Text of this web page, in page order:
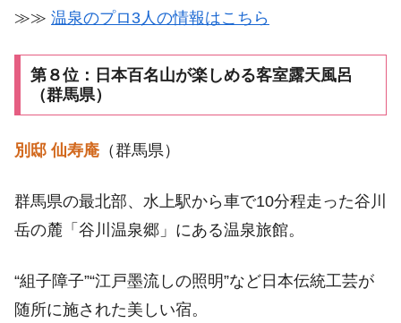
≫≫ 温泉のプロ3人の情報はこちら
第８位：日本百名山が楽しめる客室露天風呂
（群馬県）
別邸 仙寿庵 （群馬県）
群馬県の最北部、水上駅から車で10分程走った谷川
岳の麓「谷川温泉郷」にある温泉旅館。
“組子障子”“江戸墨流しの照明”など日本伝統工芸が
随所に施された美しい宿。